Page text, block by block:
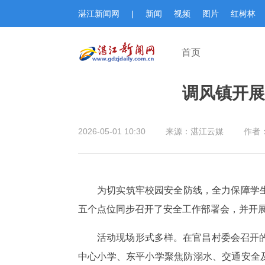
湛江新闻网 | 新闻 视频 图片 红树林
首页
调风镇开
2026-05-01 10:30 来源：湛江云媒 作者
为切实筑牢校园安全防线，全力保障
五个点位同步召开了安全工作部署会，并开
活动现场形式多样。在官昌村委会召开
中心小学、东平小学聚焦防溺水、交通安